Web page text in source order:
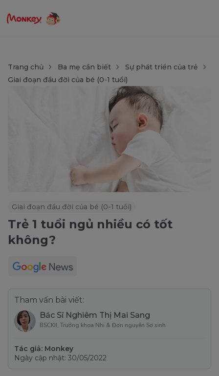
Trang chủ Ba mẹ cần biết
Sự phát triển của trẻ
Giai đoạn đầu đời của bé (0-1 tuổi)
Giai đoạn đầu đời của bé (0-1 tuổi)
Trẻ 1 tuổi ngủ nhiều có tốt
không?
Tham vấn bài viết:
Bác Sĩ Nghiêm Thị Mai Sang
BSCKII, Trưởng khoa Nhi & Đơn nguyên Sơ sinh
Tác giả: Monkey
Ngày cập nhật: 30/05/2022